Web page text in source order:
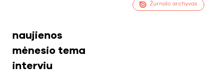
Žurnalo archyvas
naujienos
mėnesio tema
interviu